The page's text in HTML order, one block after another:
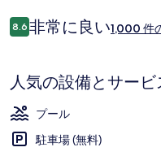
北
國
大
飯
店）
す。地下鉄 双連駅までは 5
口
コ
8.610段階中8.6
非常に良い1,000 件
人気の設備とサービ
プール
駐車場 (無料)